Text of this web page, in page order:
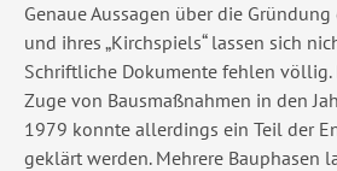
Genaue Aussagen über die
und ihres „Kirchspiels“ lassen sich
Schriftliche Dokumente fehlen völlig.
Zuge von Bausmaßnahmen in den
1979 konnte allerdings ein Teil der
geklärt werden. Mehrere Bauphasen